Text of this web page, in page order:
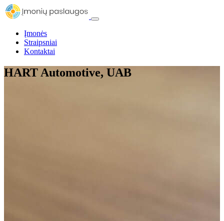
Įmonės
Straipsniai
Kontaktai
HART Automotive, UAB